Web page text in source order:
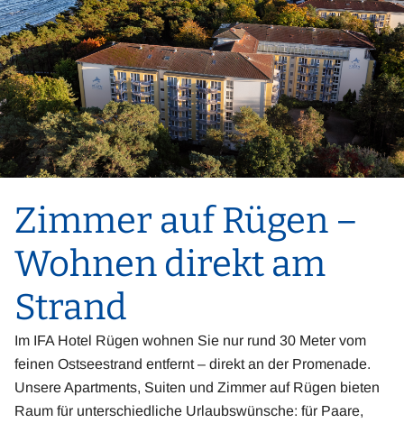
Zimmer auf Rügen –
Wohnen direkt am
Strand
Im IFA Hotel Rügen wohnen Sie nur rund 30 Meter vom
feinen Ostseestrand entfernt – direkt an der Promenade.
Unsere Apartments, Suiten und Zimmer auf Rügen bieten
Raum für unterschiedliche Urlaubswünsche: für Paare,